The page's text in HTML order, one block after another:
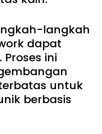
langkah
dapat
ini
untuk
berbasis